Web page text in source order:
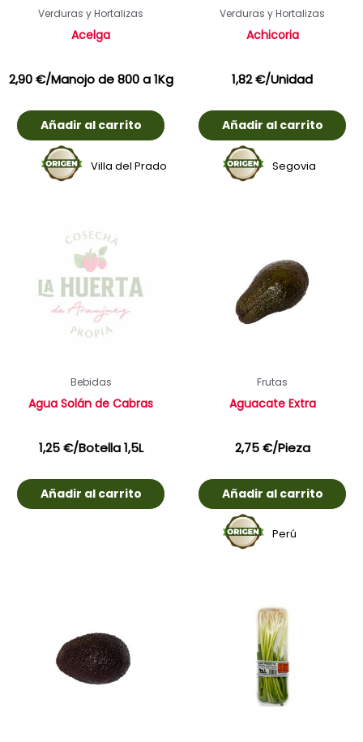
Verduras y Hortalizas
Acelga
2,90€/Manojo de 800 a 1Kg
Añadir al carrito
Villa del Prado
Verduras y Hortalizas
Achicoria
1,82€/Unidad
Añadir al carrito
Segovia
Bebidas
Agua Solán de Cabras
1,25€/Botella 1,5L
Añadir al carrito
Frutas
Aguacate Extra
2,75€/Pieza
Añadir al carrito
Perú